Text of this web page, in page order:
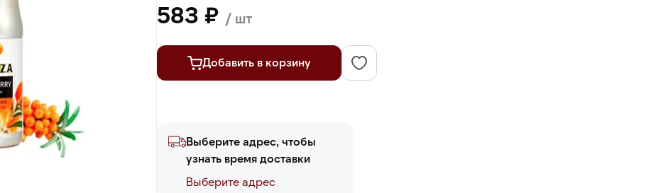
583 ₽ / шт
Добавить в корзину
Выберите адрес, чтобы
узнать время доставки
Выберите адреc